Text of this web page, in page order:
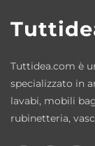
La vasca è
bianco
apprezzato
Tuttidea.com è
specializzato in
lavabi, mobili
rubinetteria,